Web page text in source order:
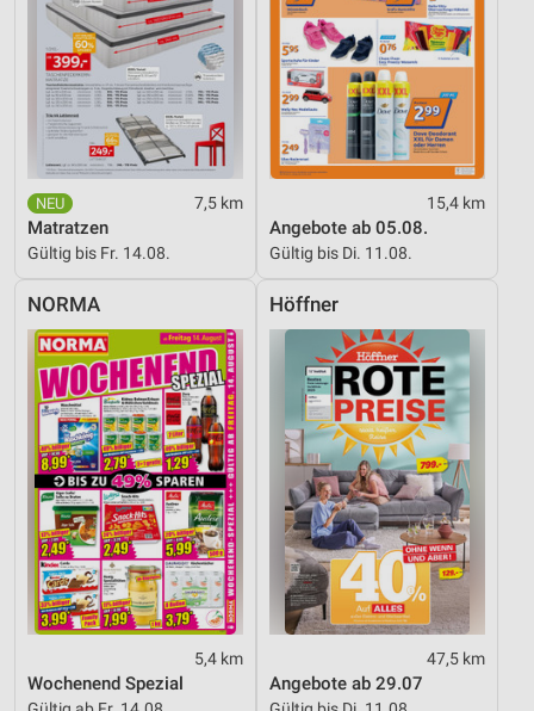
7,5 km
Matratzen
Gültig bis Fr. 14.08.
15,4 km
Angebote ab 05.08.
Gültig bis Di. 11.08.
NORMA
5,4 km
Wochenend Spezial
Höffner
47,5 km
Angebote ab 29.07